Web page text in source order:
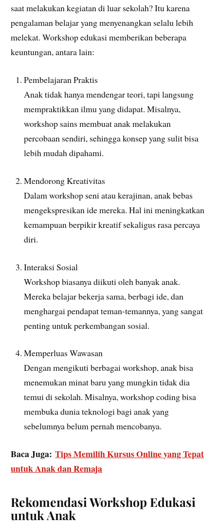
saat melakukan kegiatan di luar sekolah? Itu karena
pengalaman belajar yang menyenangkan selalu lebih
melekat. Workshop edukasi memberikan beberapa
keuntungan, antara lain:
Pembelajaran Praktis
Anak tidak hanya mendengar teori, tapi langsung
mempraktikkan ilmu yang didapat. Misalnya,
workshop sains membuat anak melakukan
percobaan sendiri, sehingga konsep yang sulit bisa
lebih mudah dipahami.
Mendorong Kreativitas
Dalam workshop seni atau kerajinan, anak bebas
mengekspresikan ide mereka. Hal ini meningkatkan
kemampuan berpikir kreatif sekaligus rasa percaya
diri.
Interaksi Sosial
Workshop biasanya diikuti oleh banyak anak.
Mereka belajar bekerja sama, berbagi ide, dan
menghargai pendapat teman-temannya, yang sangat
penting untuk perkembangan sosial.
Memperluas Wawasan
Dengan mengikuti berbagai workshop, anak bisa
menemukan minat baru yang mungkin tidak dia
temui di sekolah. Misalnya, workshop coding bisa
membuka dunia teknologi bagi anak yang
sebelumnya belum pernah mencobanya.
Baca Juga:Tips Memilih Kursus Online yang Tepat
untuk Anak dan Remaja
Rekomendasi Workshop Edukasi
untuk Anak